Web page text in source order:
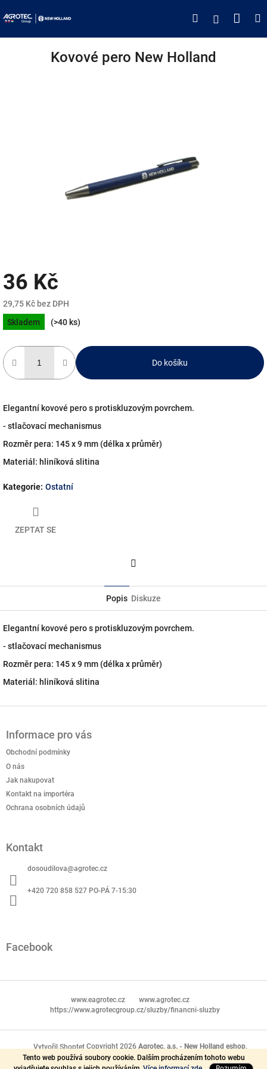
Tento web používá soubory cookie. Dalším procházením tohoto webu
na
HledatPřihlášení
Kovové pero New Holland
36 Kč
29,75 Kč bez DPH
Měrná
cena:
Skladem (>40 ks)
Do košíku
Elegantní kovové pero s protiskluzovým povrchem.
- stlačovací mechanismus
Rozměr pera: 145 x 9 mm (délka x průměr)
Materiál: hliníková slitina
Kategorie: Ostatní
ZEPTAT SE
Popis Diskuze
Elegantní kovové pero s protiskluzovým povrchem.
- stlačovací mechanismus
Rozměr pera: 145 x 9 mm (délka x průměr)
Materiál: hliníková slitina
Informace pro vás
Obchodní podmínky
O nás
Jak nakupovat
Kontakt na importéra
Ochrana osobních údajů
Kontakt
dosoudilova@agrotec.cz
+420 720 858 527 PO-PÁ 7-15:30
Facebook
www.eagrotec.cz
www.agrotec.cz
https://www.agrotecgroup.cz/sluzby/financni-sluzby
Vytvořil Shoptet Copyright 2026Agrotec, a.s. - New Holland eshop.
Všechna práva vyhrazena.